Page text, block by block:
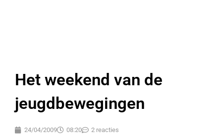
Het weekend van de
jeugdbewegingen
24/04/2009 08:20 2 reacties